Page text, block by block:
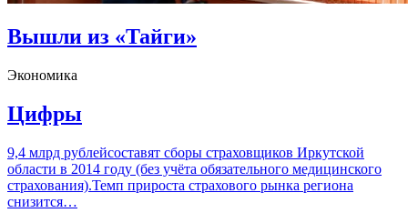
Вышли из «Тайги»
Экономика
Цифры
9,4 млрд рублейсоставят сборы страховщиков Иркутской
области в 2014 году (без учёта обязательного медицинского
страхования).Темп прироста страхового рынка региона
снизится…